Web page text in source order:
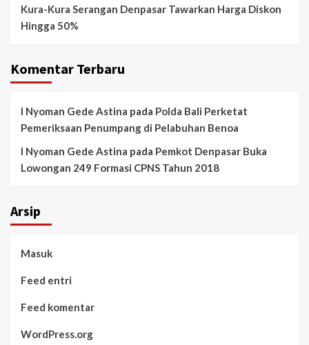
Kura-Kura Serangan Denpasar Tawarkan Harga Diskon
Hingga 50%
Komentar Terbaru
I Nyoman Gede Astina pada Polda Bali Perketat
Pemeriksaan Penumpang di Pelabuhan Benoa
I Nyoman Gede Astina pada Pemkot Denpasar Buka
Lowongan 249 Formasi CPNS Tahun 2018
Arsip
Masuk
Feed entri
Feed komentar
WordPress.org